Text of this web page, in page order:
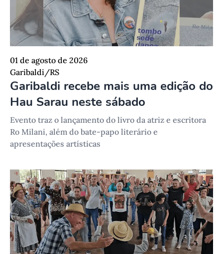
01 de agosto de 2026
Garibaldi/RS
Garibaldi recebe mais uma edição do
Hau Sarau neste sábado
Evento traz o lançamento do livro da atriz e escritora
Ro Milani, além do bate-papo literário e
apresentações artísticas